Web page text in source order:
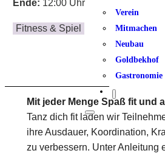
Verein
Mitmachen
Neubau
Goldbekhof
Gastronomie
Ende: 12:00 Uhr
Fitness & Spiel
Mit jeder Menge Spaß fit und
Tanz dich fit laden wir
ihre Ausdauer, Koordination,
zu verbessern. Unter Anleitung